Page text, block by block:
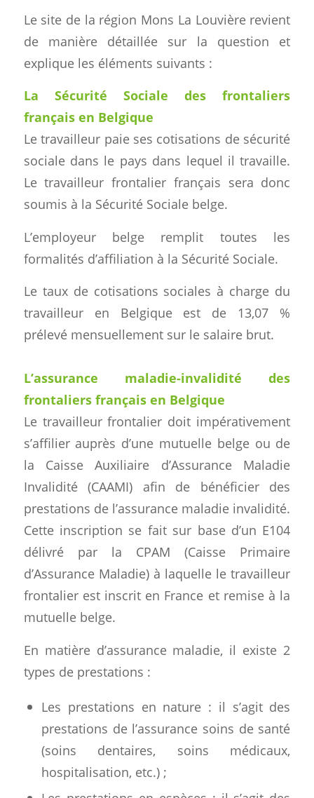
Le site de la région Mons La Louvière revient
de manière détaillée sur la question et
explique les éléments suivants :
La Sécurité Sociale des frontaliers
français en Belgique
Le travailleur paie ses cotisations de sécurité
sociale dans le pays dans lequel il travaille.
Le travailleur frontalier français sera donc
soumis à la Sécurité Sociale belge.
L’employeur belge remplit toutes les
formalités d’affiliation à la Sécurité Sociale.
Le taux de cotisations sociales à charge du
travailleur en Belgique est de 13,07 %
prélevé mensuellement sur le salaire brut.
L’assurance maladie-invalidité des
frontaliers français en Belgique
Le travailleur frontalier doit impérativement
s’affilier auprès d’une mutuelle belge ou de
la Caisse Auxiliaire d’Assurance Maladie
Invalidité (CAAMI) afin de bénéficier des
prestations de l’assurance maladie invalidité.
Cette inscription se fait sur base d’un E104
délivré par la CPAM (Caisse Primaire
d’Assurance Maladie) à laquelle le travailleur
frontalier est inscrit en France et remise à la
mutuelle belge.
En matière d’assurance maladie, il existe 2
types de prestations :
Les prestations en nature : il s’agit des
prestations de l’assurance soins de santé
(soins dentaires, soins médicaux,
hospitalisation, etc.) ;